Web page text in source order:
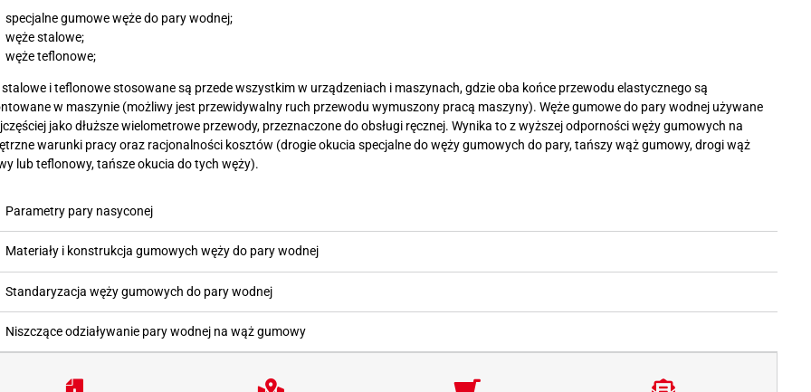
specjalne gumowe węże do pary wodnej;
węże stalowe;
węże teflonowe;
stalowe i teflonowe stosowane są przede wszystkim w urządzeniach i maszynach, gdzie oba końce przewodu elastycznego są
w maszynie (możliwy jest przewidywalny ruch przewodu wymuszony pracą maszyny). Węże gumowe do pary wodnej używane
jako dłuższe wielometrowe przewody, przeznaczone do obsługi ręcznej. Wynika to z wyższej odporności węży gumowych na
warunki pracy oraz racjonalności kosztów (drogie okucia specjalne do węży gumowych do pary, tańszy wąż gumowy, drogi wąż
lub teflonowy, tańsze okucia do tych węży).
Parametry pary nasyconej
Materiały i konstrukcja gumowych węży do pary wodnej
Standaryzacja węży gumowych do pary wodnej
Niszczące odziaływanie pary wodnej na wąż gumowy